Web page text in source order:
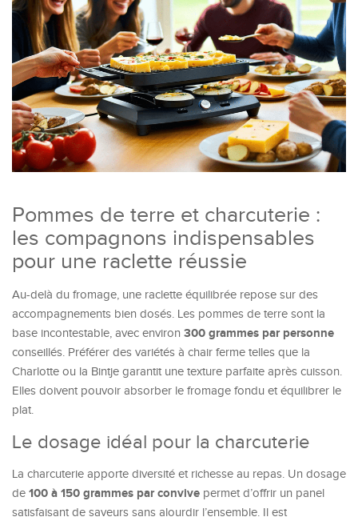
Pommes de terre et charcuterie :
les compagnons indispensables
pour une raclette réussie
Au-delà du fromage, une raclette équilibrée repose sur des
accompagnements bien dosés. Les pommes de terre sont la
base incontestable, avec environ 300 grammes par personne
conseillés. Préférer des variétés à chair ferme telles que la
Charlotte ou la Bintje garantit une texture parfaite après cuisson.
Elles doivent pouvoir absorber le fromage fondu et équilibrer le
plat.
Le dosage idéal pour la charcuterie
La charcuterie apporte diversité et richesse au repas. Un dosage
de 100 à 150 grammes par convive permet d’offrir un panel
satisfaisant de saveurs sans alourdir l’ensemble. Il est